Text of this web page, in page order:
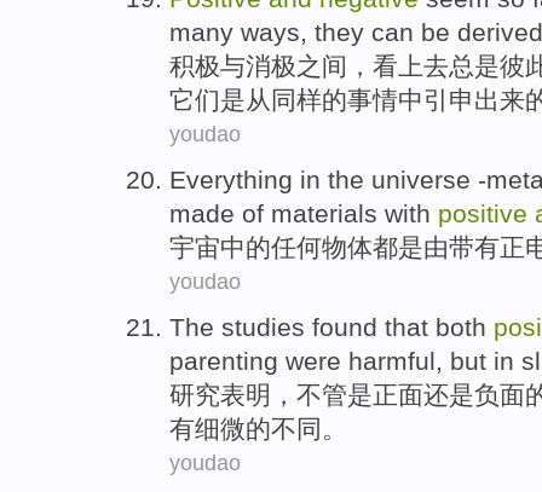
many ways, they can be derived
积极与消极之间 ， 看上去总是彼
它们是从 同样的事情中引申出来
youdao
Everything in the universe -
made of materials with positive
宇宙中的任何物体都是由带有正
youdao
The studies found that both
parenting were harmful, but in
研究表明 ， 不管是正面还是负面
有细微的不同。
youdao